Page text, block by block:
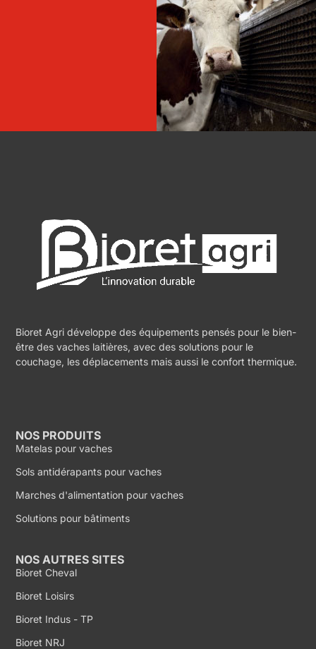
Bioret Agri développe des équipements pensés pour le bien-
être des vaches laitières, avec des solutions pour le
couchage, les déplacements mais aussi le confort thermique.
NOS PRODUITS
Matelas pour vaches
Sols antidérapants pour vaches
Marches d'alimentation pour vaches
Solutions pour bâtiments
NOS AUTRES SITES
Bioret Cheval
Bioret Loisirs
Bioret Indus - TP
Bioret NRJ